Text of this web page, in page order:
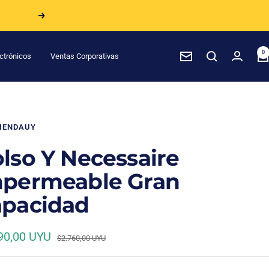
Siguiente
Ventas Corporativas
Boletín
noticias
0
Y Necessaire
Gran
UYU
Precio
$2.760,00 UYU